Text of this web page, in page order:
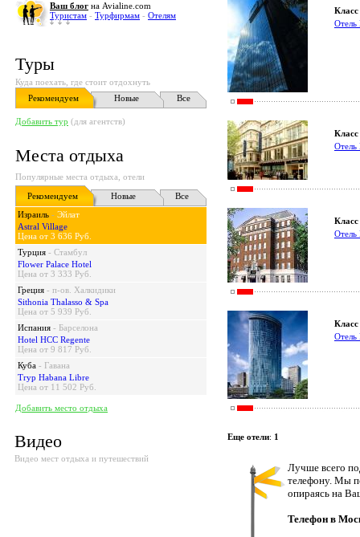
Ваш блог на Avialine.com
Туристам - Турфирмам - Отелям
Туры
Куда поехать, где стоит отдохнуть
Рекомендуем
Новые Все
Добавить тур (для агентств)
Места отдыха
Популярные места отдыха, отели
Рекомендуем
Новые
Все
Израиль - Эйлат
Astral Village
Цена от 3 636 Руб.
Турция - Стамбул
Flower Palace Hotel
Цена от 3 333 Руб.
Греция - п-ов. Халкидики
Sithonia Thalasso & Spa
Цена от 5 939 Руб.
Испания - Барселона
Hotel HCC Regente
Цена от 9 817 Руб.
Куба - Гавана
Tryp Habana Libre
Цена от 11 502 Руб.
Добавить место отдыха
Видео
Видео мест отдыха и путешествий
Отель
Отель
Еще отели: 1
Лучше всего
телефону. Мы
опираясь на
Телефон в